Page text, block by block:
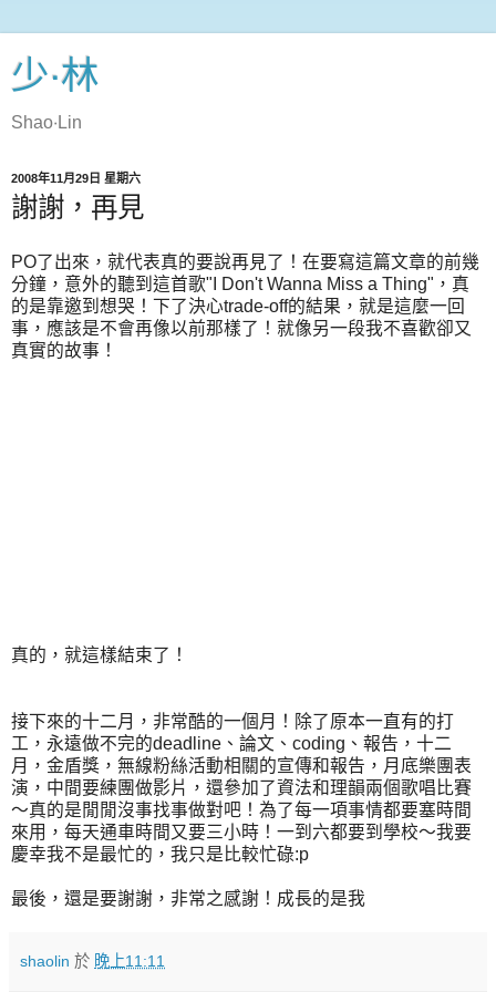
少‧林
Shao‧Lin
2008年11月29日 星期六
謝謝，再見
PO了出來，就代表真的要說再見了！在要寫這篇文章的前幾
分鐘，意外的聽到這首歌"I Don't Wanna Miss a Thing"，真
的是靠邀到想哭！下了決心trade-off的結果，就是這麼一回
事，應該是不會再像以前那樣了！就像另一段我不喜歡卻又
真實的故事！
真的，就這樣結束了！
接下來的十二月，非常酷的一個月！除了原本一直有的打
工，永遠做不完的deadline、論文、coding、報告，十二
月，金盾獎，無線粉絲活動相關的宣傳和報告，月底樂團表
演，中間要練團做影片，還參加了資法和理韻兩個歌唱比賽
～真的是閒閒沒事找事做對吧！為了每一項事情都要塞時間
來用，每天通車時間又要三小時！一到六都要到學校～我要
慶幸我不是最忙的，我只是比較忙碌:p
最後，還是要謝謝，非常之感謝！成長的是我
shaolin 於 晚上11:11